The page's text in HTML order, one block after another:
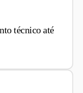
técnico até